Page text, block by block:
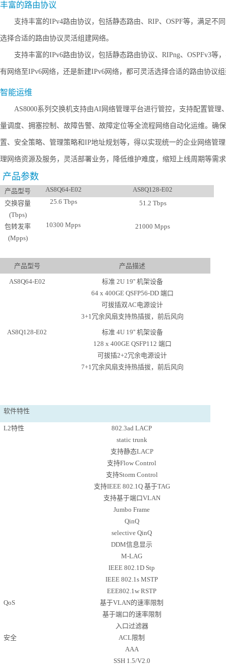
丰富的路由协议
支持丰富的IPv4路由协议，包括静态路由、RIP、OSPF等，满足不
选择合适的路由协议灵活组建网络。
支持丰富的IPv6路由协议，包括静态路由协议、RIPng、OSPFv3等
有网络至IPv6网络，还是新建IPv6网络，都可灵活选择合适的路由协议
智能运维
AS8000系列交换机支持由AI网络管理平台进行管控，支持配置管理
量调度、拥塞控制、故障告警、故障定位等全流程网络自动化运维。确
置、安全策略、管理策略和IP地址规划等，得以实现统一的企业网络管
理网络资源及服务，灵活部署业务，降低维护难度，缩短上线周期等需
产品参数
产品型号 AS8Q64-E02
AS8Q128-E02
交换容量
(Tbps)
25.6 Tbps 51.2 Tbps
包转发率
(Mpps)
10300 Mpps 21000 Mpps
产品型号 产品描述
AS8Q64-E02 标准 2U 19'' 机架设备
64 x 400GE QSFP56-DD 端口
可拔插双AC电源设计
3+1冗余风扇支持热插拔，前后风向
AS8Q128-E02 标准 4U 19'' 机架设备
128 x 400GE QSFP112 端口
可拔插2+2冗余电源设计
7+1冗余风扇支持热插拔，前后风向
软件特性
L2特性
802.3ad LACP
static trunk
支持静态LACP
支持Flow Control
支持Storm Control
支持IEEE 802.1Q 基于TAG
支持基于端口VLAN
Jumbo Frame
QinQ
selective QinQ
DDM信息显示
M-LAG
IEEE 802.1D Stp
IEEE 802.1s MSTP
EEE802.1w RSTP
QoS
基于VLAN的速率限制
基于端口的速率限制
入口过滤器
安全
ACL 限制
AAA
SSH 1.5/V2.0